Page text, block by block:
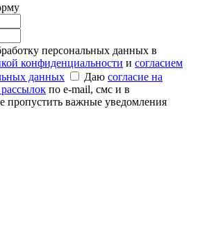
персональных данных в
конфиденциальности и согласием
данных
Даю согласие на
по e-mail, смс и в
пропустить важные уведомления